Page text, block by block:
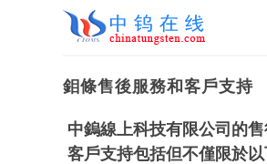
鉬條售後服務和客戶支持
中鎢線上科技有限公司的售
客戶支持包括但不僅限於以